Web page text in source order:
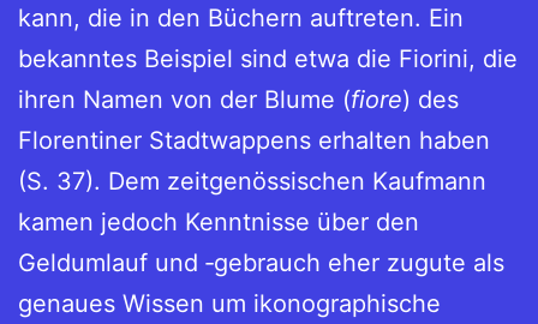
kann, die in den Büchern auftreten. Ein
bekanntes Beispiel sind etwa die Fiorini, die
ihren Namen von der Blume (fiore) des
Florentiner Stadtwappens erhalten haben
(S. 37). Dem zeitgenössischen Kaufmann
kamen jedoch Kenntnisse über den
Geldumlauf und ‑gebrauch eher zugute als
genaues Wissen um ikonographische